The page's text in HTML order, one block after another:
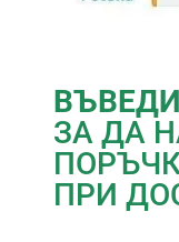
ЗА ДА
ПРИ